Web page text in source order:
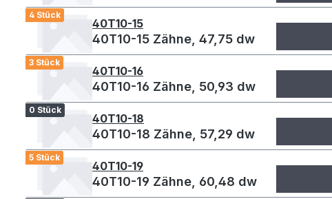
4 Stück
40T10-15
40T10-15 Zähne, 47,75 dw
3 Stück
40T10-16
40T10-16 Zähne, 50,93 dw
0 Stück
40T10-18
40T10-18 Zähne, 57,29 dw
5 Stück
40T10-19
40T10-19 Zähne, 60,48 dw